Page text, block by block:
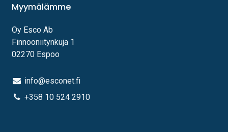
Myymälämme
Oy Esco Ab
Finnooniitynkuja 1
02270 Espoo
info@esconet.fi
+358 10 524 2910